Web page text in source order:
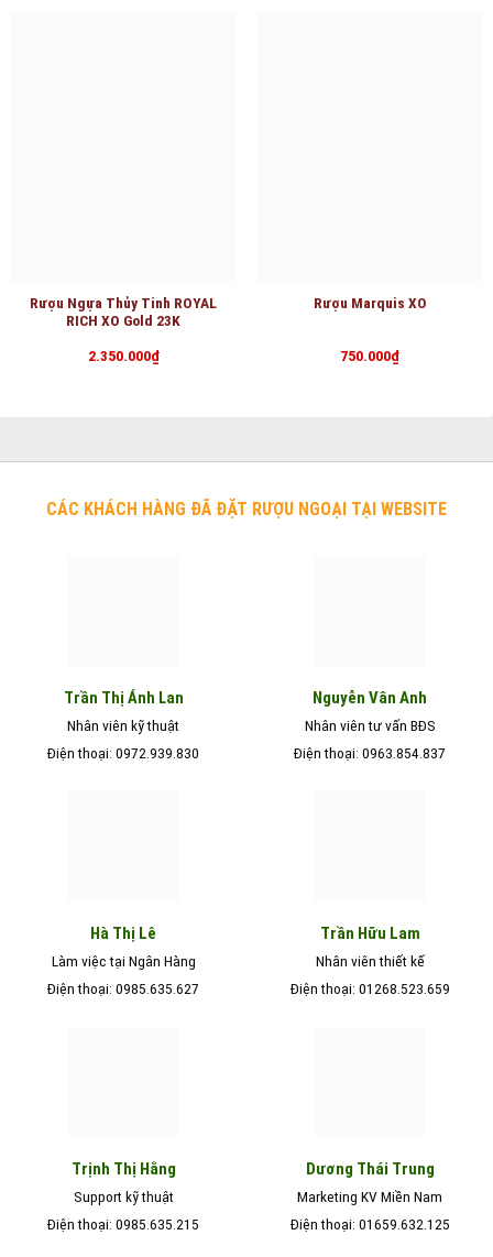
Rượu Ngựa Thủy Tinh ROYAL
RICH XO Gold 23K
2.350.000₫
Rượu Marquis XO
750.000₫
CÁC KHÁCH HÀNG ĐÃ ĐẶT RƯỢU NGOẠI TẠI WEBSITE
Trần Thị Ánh Lan
Nhân viên kỹ thuật
Điện thoại: 0972.939.830
Nguyễn Vân Anh
Nhân viên tư vấn BĐS
Điện thoại: 0963.854.837
Hà Thị Lê
Làm việc tại Ngân Hàng
Điện thoại: 0985.635.627
Trần Hữu Lam
Nhân viên thiết kế
Điện thoại: 01268.523.659
Trịnh Thị Hằng
Support kỹ thuật
Điện thoại: 0985.635.215
Dương Thái Trung
Marketing KV Miền Nam
Điện thoại: 01659.632.125